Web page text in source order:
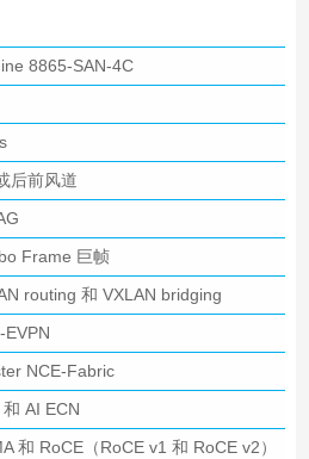
8865-SAN-4C
后前风道
Frame 巨帧
routing 和 VXLAN bridging
EVPN
NCE-Fabric
AI ECN
和 RoCE（RoCE v1 和 RoCE v2）